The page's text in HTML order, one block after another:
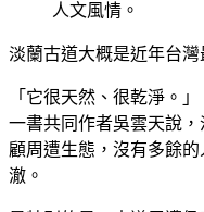
人文風情。
淡蘭古道大概是近年台
「它很天然、很乾淨。
一書共同作者吳雲天說
顧周遭生態，沒有多餘
澈。